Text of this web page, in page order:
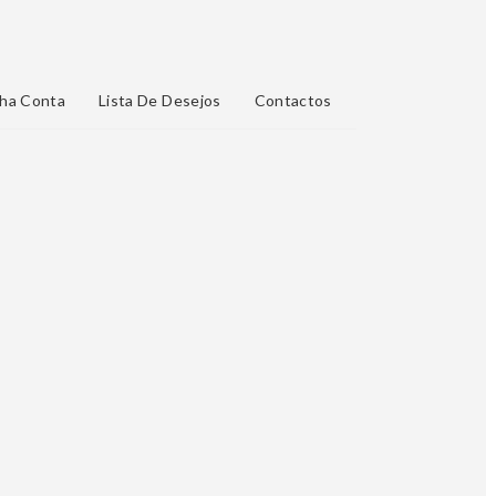
Conta Lista De Desejos Contactos